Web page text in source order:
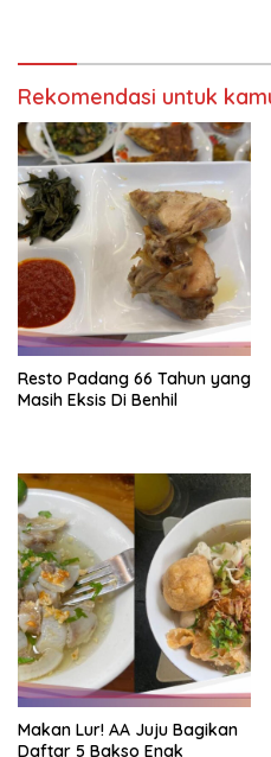
Rekomendasi untuk
Resto Padang 66 Tahun yang
Masih Eksis Di Benhil
Makan Lur! AA Juju Bagikan
Daftar 5 Bakso Enak